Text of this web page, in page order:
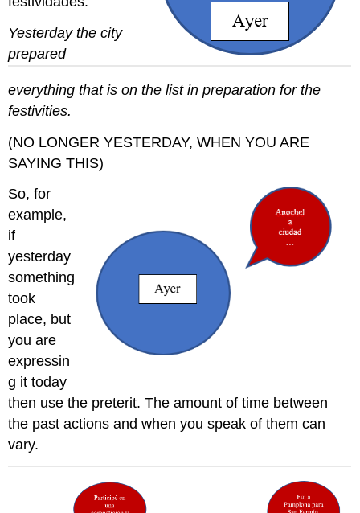
Yesterday the city
prepared
everything that is on the list in preparation for the
festivities.
(NO LONGER YESTERDAY, WHEN YOU ARE
SAYING THIS)
So, for
example,
if
yesterday
something
took
place, but
you are
expressin
g it today
then use the preterit. The amount of time between
the past actions and when you speak of them can
vary.